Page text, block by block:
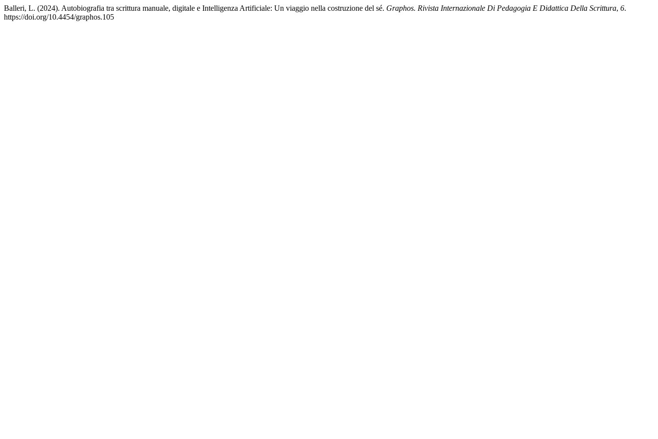
Balleri, L. (2024). Autobiografia tra scrittura manuale, digitale e Intelligenza Artificiale: Un viaggio nella costruzione del sé. Graphos. Rivista Internazionale Di Pedagogia E Didattica Della Scrittura, 6.
https://doi.org/10.4454/graphos.105